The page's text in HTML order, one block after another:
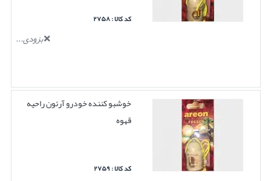
کد کالا : ۲۷۵۸
بزودی...
خوشبو کننده خودرو آرئون راحیه
قهوه
کد کالا : ۲۷۵۹